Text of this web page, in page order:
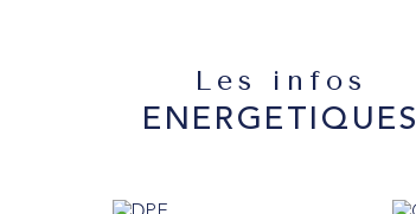
Les infos
ENERGETIQUES